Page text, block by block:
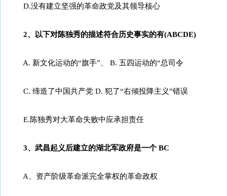
D.没有建立坚强的革命政党及其领导核心
2、以下对陈独秀的描述符合历史事实的有(ABCDE)
A. 新文化运动的“旗手”、 B. 五四运动的“总司令
C. 缔造了中国共产党 D. 犯了“右倾投降主义”错误
E.陈独秀对大革命失败中应承担责任
3、武昌起义后建立的湖北军政府是一个 BC
A、资产阶级革命派完全掌权的革命政权